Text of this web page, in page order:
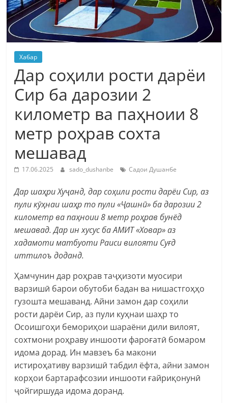
Хабар
Дар соҳили рости дарёи
Сир ба дарозии 2
километр ва паҳноии 8
метр роҳрав сохта
мешавад
17.06.2025 sado_dushanbe Садои Душанбе
Дар шаҳри Хуҷанд, дар соҳили рости дарёи Сир, аз
пули кӯҳнаи шаҳр то пули «Ҷашнӣ» ба дарозии 2
километр ва паҳноии 8 метр роҳрав бунёд
мешавад. Дар ин хусус ба АМИТ «Ховар» аз
хадамоти матбуоти Раиси вилояти Суғд
иттилоъ доданд.
Ҳамчунин дар роҳрав таҷҳизоти муосири
варзишӣ барои обутоби бадан ва нишастгоҳҳо
гузошта мешаванд. Айни замон дар соҳили
рости дарёи Сир, аз пули куҳнаи шаҳр то
Осоишгоҳи бемориҳои шараёни дили вилоят,
сохтмони роҳраву иншооти фароғатӣ бомаром
идома дорад. Ин мавзеъ ба макони
истироҳативу варзишӣ табдил ёфта, айни замон
корҳои бартарафсозии иншооти ғайриқонунӣ
ҷойгиршуда идома доранд.